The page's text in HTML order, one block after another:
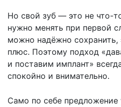
Но свой зуб — это не что-
нужно менять при первой
можно надёжно сохранить,
плюс. Поэтому подход
и поставим имплант»
спокойно и внимательно.
Само по себе предложение